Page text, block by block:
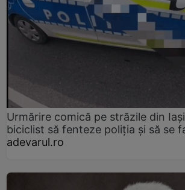
Urmărire comică pe străzile din
biciclist să fenteze poliția și să se
adevarul.ro